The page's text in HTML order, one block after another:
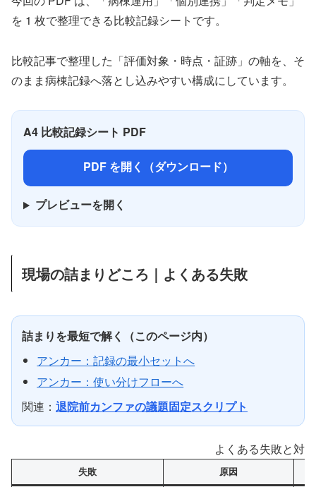
を 1 枚で整理できる比較記録シートです。
比較記事で整理した「評価対象・時点・証跡」の軸を、そ
のまま病棟記録へ落とし込みやすい構成にしています。
A4 比較記録シート PDF
PDF を開く（ダウンロード）
プレビューを開く
現場の詰まりどころ｜よくある失敗
詰まりを最短で解く（このページ内）
アンカー：記録の最小セットへ
アンカー：使い分けフローへ
関連： 退院前カンファの議題固定スクリプト
よくある失敗と対策
失敗 原因